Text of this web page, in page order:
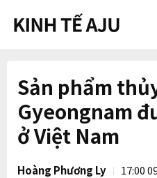
Sản phẩm
Gyeongnam
ở Việt Nam
Hoàng Phương Ly 17:00